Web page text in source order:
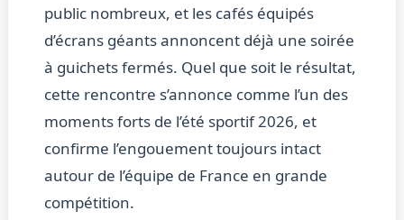
public nombreux, et les cafés équipés
d’écrans géants annoncent déjà une soirée
à guichets fermés. Quel que soit le résultat,
cette rencontre s’annonce comme l’un des
moments forts de l’été sportif 2026, et
confirme l’engouement toujours intact
autour de l’équipe de France en grande
compétition.